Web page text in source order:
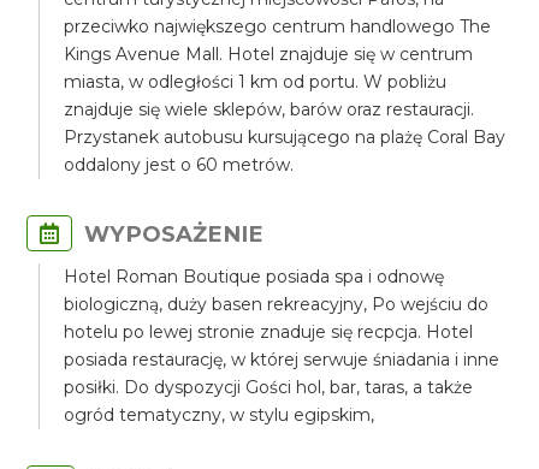
przeciwko największego centrum handlowego The
Kings Avenue Mall. Hotel znajduje się w centrum
miasta, w odległości 1 km od portu. W pobliżu
znajduje się wiele sklepów, barów oraz restauracji.
Przystanek autobusu kursującego na plażę Coral Bay
oddalony jest o 60 metrów.
WYPOSAŻENIE
Hotel Roman Boutique posiada spa i odnowę
biologiczną, duży basen rekreacyjny, Po wejściu do
hotelu po lewej stronie znaduje się recpcja. Hotel
posiada restaurację, w której serwuje śniadania i inne
posiłki. Do dyspozycji Gości hol, bar, taras, a także
ogród tematyczny, w stylu egipskim,